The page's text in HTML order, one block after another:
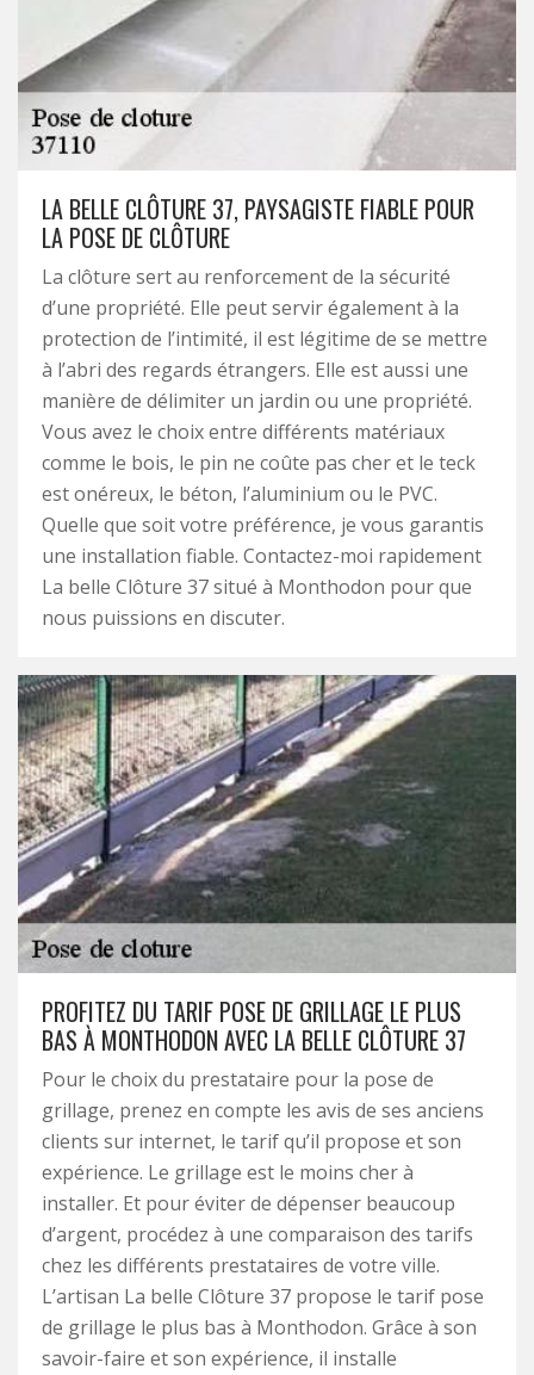
LA BELLE CLÔTURE 37, PAYSAGISTE FIABLE POUR
LA POSE DE CLÔTURE
La clôture sert au renforcement de la sécurité
d’une propriété. Elle peut servir également à la
protection de l’intimité, il est légitime de se mettre
à l’abri des regards étrangers. Elle est aussi une
manière de délimiter un jardin ou une propriété.
Vous avez le choix entre différents matériaux
comme le bois, le pin ne coûte pas cher et le teck
est onéreux, le béton, l’aluminium ou le PVC.
Quelle que soit votre préférence, je vous garantis
une installation fiable. Contactez-moi rapidement
La belle Clôture 37 situé à Monthodon pour que
nous puissions en discuter.
PROFITEZ DU TARIF POSE DE GRILLAGE LE PLUS
BAS À MONTHODON AVEC LA BELLE CLÔTURE 37
Pour le choix du prestataire pour la pose de
grillage, prenez en compte les avis de ses anciens
clients sur internet, le tarif qu’il propose et son
expérience. Le grillage est le moins cher à
installer. Et pour éviter de dépenser beaucoup
d’argent, procédez à une comparaison des tarifs
chez les différents prestataires de votre ville.
L’artisan La belle Clôture 37 propose le tarif pose
de grillage le plus bas à Monthodon. Grâce à son
savoir-faire et son expérience, il installe